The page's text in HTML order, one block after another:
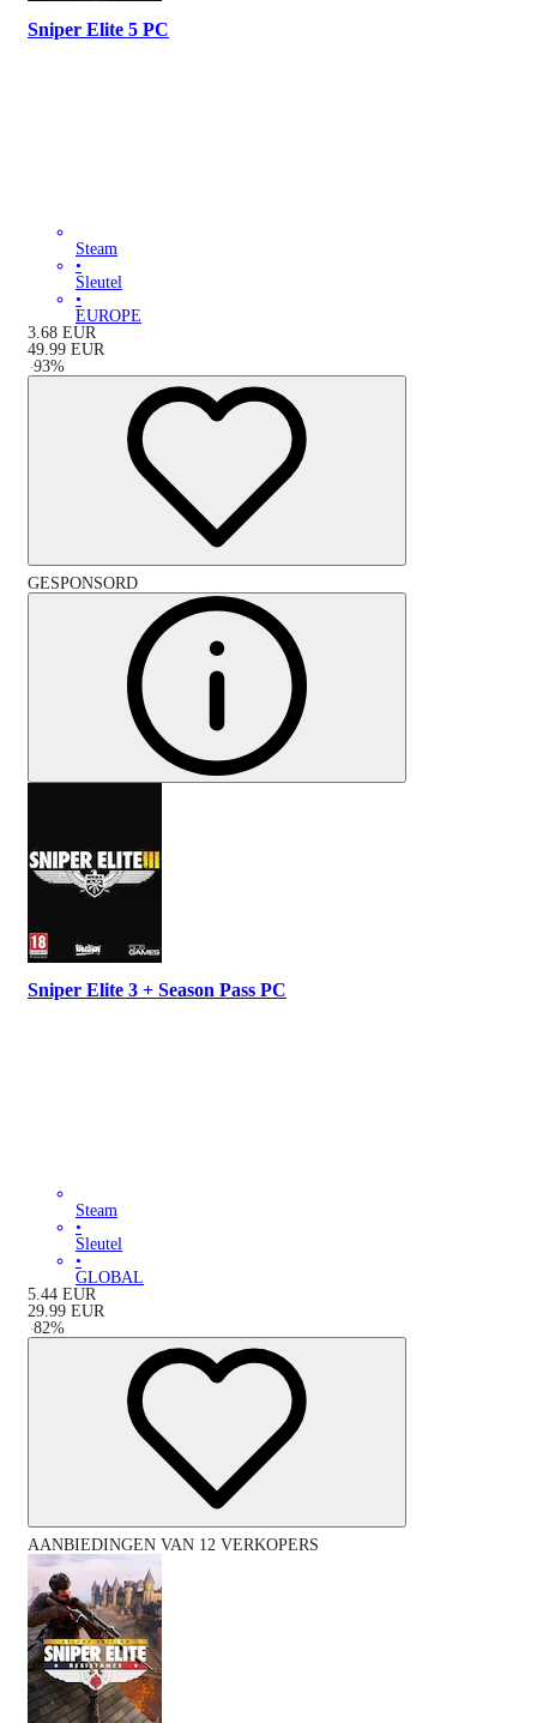
Sniper Elite 5 PC
Steam
•
Sleutel
•
EUROPE
3.68 EUR
49.99 EUR
-93%
GESPONSORD
Sniper Elite 3 + Season Pass PC
Steam
•
Sleutel
•
GLOBAL
5.44 EUR
29.99 EUR
-82%
AANBIEDINGEN VAN 12 VERKOPERS